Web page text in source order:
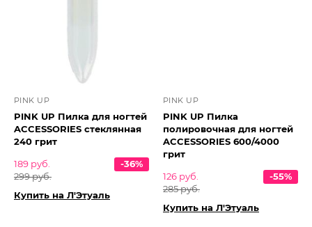
PINK UP
PINK UP Пилка для ногтей
ACCESSORIES стеклянная
240 грит
189 руб.
299 руб.
-36%
Купить на Л'Этуаль
PINK UP
PINK UP Пилка
полировочная для ногтей
ACCESSORIES 600/4000
грит
126 руб.
285 руб.
-55%
Купить на Л'Этуаль